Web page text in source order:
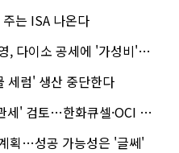
는 ISA 나온다
소 공세에 '가성비'로 맞불
세럼' 생산 중단한다
토…한화큐셀·OCI 영향은?
획…성공 가능성은 '글쎄'